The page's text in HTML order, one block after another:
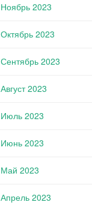
Ноябрь 2023
Октябрь 2023
Сентябрь 2023
Август 2023
Июль 2023
Июнь 2023
Май 2023
Апрель 2023